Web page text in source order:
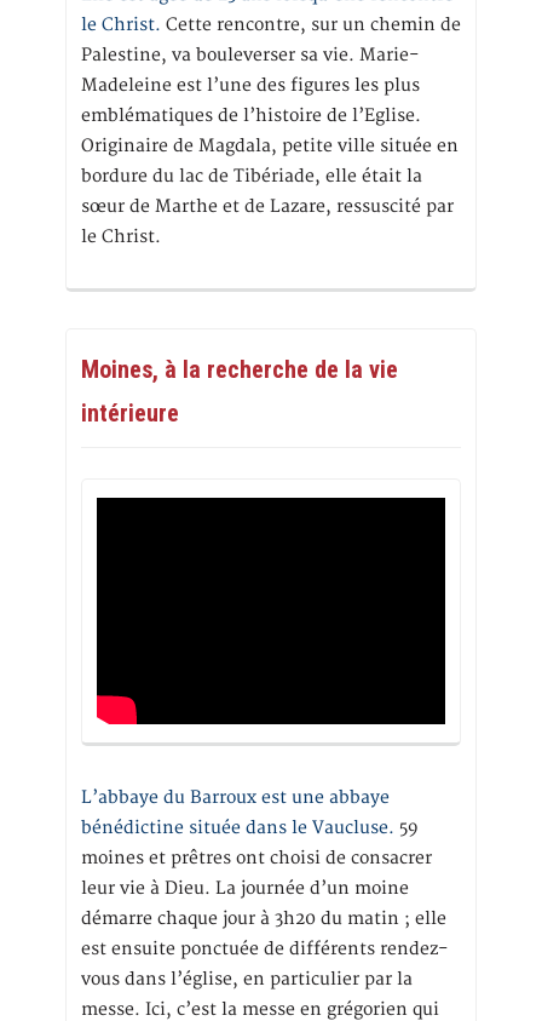
le Christ. Cette rencontre, sur un chemin de
Palestine, va bouleverser sa vie. Marie-
Madeleine est l’une des figures les plus
emblématiques de l’histoire de l’Eglise.
Originaire de Magdala, petite ville située en
bordure du lac de Tibériade, elle était la
sœur de Marthe et de Lazare, ressuscité par
le Christ.
Moines, à la recherche de la vie
intérieure
L’abbaye du Barroux est une abbaye
bénédictine située dans le Vaucluse. 59
moines et prêtres ont choisi de consacrer
leur vie à Dieu. La journée d’un moine
démarre chaque jour à 3h20 du matin ; elle
est ensuite ponctuée de différents rendez-
vous dans l’église, en particulier par la
messe. Ici, c’est la messe en grégorien qui